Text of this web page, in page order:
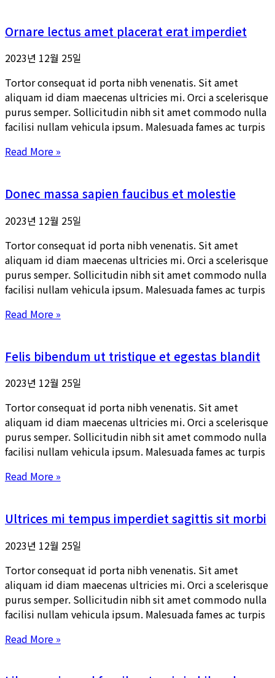
Ornare lectus amet placerat erat imperdiet
2023년 12월 25일
Tortor consequat id porta nibh venenatis. Sit amet
aliquam id diam maecenas ultricies mi. Orci a scelerisque
purus semper. Sollicitudin nibh sit amet commodo nulla
facilisi nullam vehicula ipsum. Malesuada fames ac turpis
Read More »
Donec massa sapien faucibus et molestie
2023년 12월 25일
Tortor consequat id porta nibh venenatis. Sit amet
aliquam id diam maecenas ultricies mi. Orci a scelerisque
purus semper. Sollicitudin nibh sit amet commodo nulla
facilisi nullam vehicula ipsum. Malesuada fames ac turpis
Read More »
Felis bibendum ut tristique et egestas blandit
2023년 12월 25일
Tortor consequat id porta nibh venenatis. Sit amet
aliquam id diam maecenas ultricies mi. Orci a scelerisque
purus semper. Sollicitudin nibh sit amet commodo nulla
facilisi nullam vehicula ipsum. Malesuada fames ac turpis
Read More »
Ultrices mi tempus imperdiet sagittis sit morbi
2023년 12월 25일
Tortor consequat id porta nibh venenatis. Sit amet
aliquam id diam maecenas ultricies mi. Orci a scelerisque
purus semper. Sollicitudin nibh sit amet commodo nulla
facilisi nullam vehicula ipsum. Malesuada fames ac turpis
Read More »